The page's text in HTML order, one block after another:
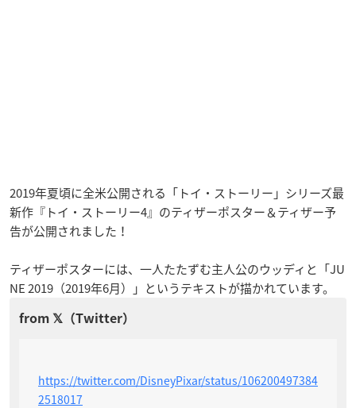
2019年夏頃に全米公開される「トイ・ストーリー」シリーズ最
新作『トイ・ストーリー4』のティザーポスター＆ティザー予
告が公開されました！
ティザーポスターには、一人たたずむ主人公のウッディと「JU
NE 2019（2019年6月）」というテキストが描かれています。
https://twitter.com/DisneyPixar/status/106200497384
2518017